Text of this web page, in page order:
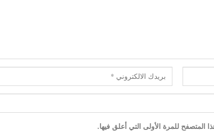
المتصفح للمرة الأولى التي أعلق فيها.